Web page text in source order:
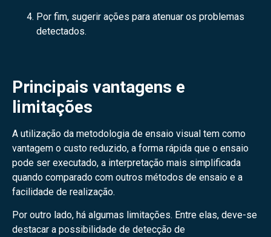
Por fim, sugerir ações para atenuar os problemas
detectados.
Principais vantagens e
limitações
A utilização da metodologia de ensaio visual tem como
vantagem o custo reduzido, a forma rápida que o ensaio
pode ser executado, a interpretação mais simplificada
quando comparado com outros métodos de ensaio e a
facilidade de realização.
Por outro lado, há algumas limitações. Entre elas, deve-se
destacar a possibilidade de detecção de